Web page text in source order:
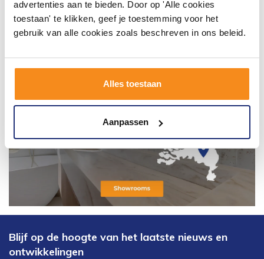
advertenties aan te bieden. Door op 'Alle cookies
toestaan' te klikken, geef je toestemming voor het
gebruik van alle cookies zoals beschreven in ons beleid.
Alles toestaan
Aanpassen
Blijf op de hoogte van het laatste nieuws en
ontwikkelingen